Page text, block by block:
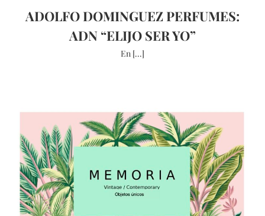
ADOLFO DOMINGUEZ PERFUMES:
ADN “ELIJO SER YO”
En [...]